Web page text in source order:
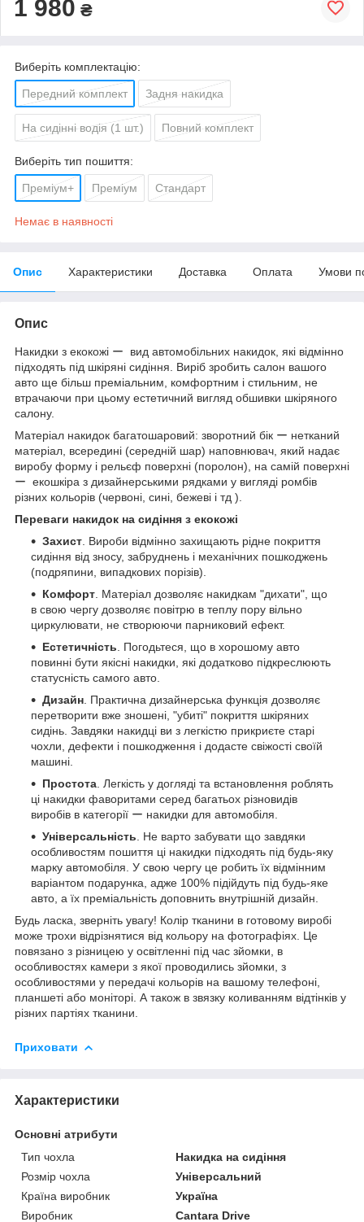
1 980 ₴
Виберіть комплектацію:
Передний комплект Задня накидка
На сидінні водія (1 шт.) Повний комплект
Виберіть тип пошиття:
Преміум+ Преміум Стандарт
Немає в наявності
Опис Характеристики Доставка Оплата Умови
Опис
Накидки з екокожі ー вид автомобільних накидок, які відмінно
підходять під шкіряні сидіння. Виріб зробить салон вашого
авто ще більш преміальним, комфортним і стильним, не
втрачаючи при цьому естетичний вигляд обшивки шкіряного
салону.
Матеріал накидок багатошаровий: зворотний бік ー нетканий
матеріал, всередині (середній шар) наповнювач, який надає
виробу форму і рельєф поверхні (поролон), на самій поверхні
ー екошкіра з дизайнерськими рядками у вигляді ромбів
різних кольорів (червоні, сині, бежеві і тд ).
Переваги накидок на сидіння з екокожі
Захист . Вироби відмінно захищають рідне покриття
сидіння від зносу, забруднень і механічних пошкоджень
(подряпини, випадкових порізів).
Комфорт . Матеріал дозволяє накидкам "дихати", що
в свою чергу дозволяє повітрю в теплу пору вільно
циркулювати, не створюючи парниковий ефект.
Естетичність . Погодьтеся, що в хорошому авто
повинні бути якісні накидки, які додатково підкреслюють
статусність самого авто.
Дизайн . Практична дизайнерська функція дозволяє
перетворити вже зношені, "убиті" покриття шкіряних
сидінь. Завдяки накидці ви з легкістю прикриєте старі
чохли, дефекти і пошкодження і додасте свіжості своїй
машині.
Простота . Легкість у догляді та встановлення роблять
ці накидки фаворитами серед багатьох різновидів
виробів в категорії ー накидки для автомобіля.
Універсальність . Не варто забувати що завдяки
особливостям пошиття ці накидки підходять під будь-яку
марку автомобіля. У свою чергу це робить їх відмінним
варіантом подарунка, адже 100% підійдуть під будь-яке
авто, а їх преміальність доповнить внутрішній дизайн.
Будь ласка, зверніть увагу! Колір тканини в готовому виробі
може трохи відрізнятися від кольору на фотографіях. Це
повязано з різницею у освітленні під час зйомки, в
особливостях камери з якої проводились зйомки, з
особливостями у передачі кольорів на вашому телефоні,
планшеті або моніторі. А також в звязку коливанням відтінків у
різних партіях тканини.
Приховати
Характеристики
Основні атрибути
Тип чохла
Накидка на сидіння
Розмір чохла
Універсальний
Країна виробник
Україна
Виробник
Cantara Drive